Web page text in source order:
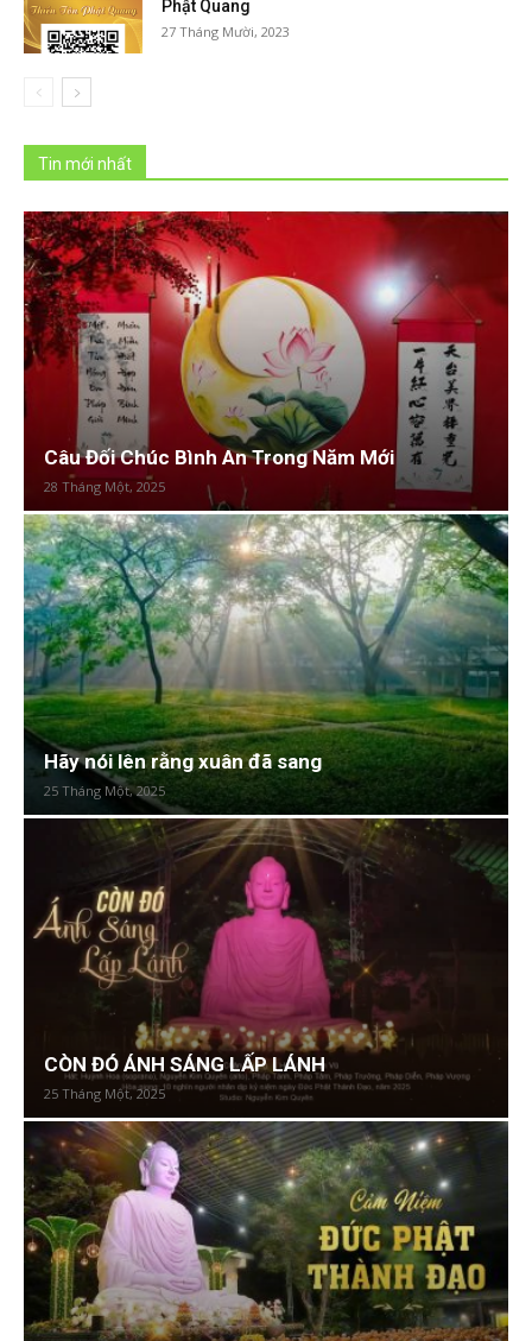
Phật Quang
27 Tháng Mười, 2023
Tin mới nhất
Câu Đối Chúc Bình An Trong Năm Mới
28 Tháng Một, 2025
Hãy nói lên rằng xuân đã sang
25 Tháng Một, 2025
CÒN ĐÓ ÁNH SÁNG LẤP LÁNH
25 Tháng Một, 2025